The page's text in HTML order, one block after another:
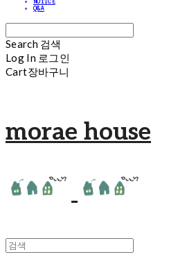
Q&A
Search 검색
Log In 로그인
Cart장바구니
morae house